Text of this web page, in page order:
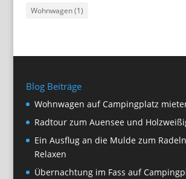
Wohnwagen(1)
Blog Beiträge
Wohnwagen auf Campingplatz
Radtour zum Auensee und
Ein Ausflug an die Mulde zum
Relaxen
Übernachtung im Fass auf